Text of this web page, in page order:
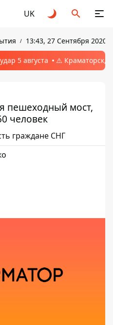
UK
13:43, 27 Сентября 2020
5 августа ⚠️ Краматорск,
пешеходный мост,
человек
граждане СНГ